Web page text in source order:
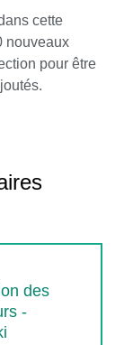
cette
nouveaux
pour être
des
-